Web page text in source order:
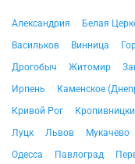
Александрия Белая
Васильков
Винница
Дрогобыч
Житомир
Ирпень
Каменское
Кривой Рог
Луцк
Львов Мукачево
Одесса
Павлоград